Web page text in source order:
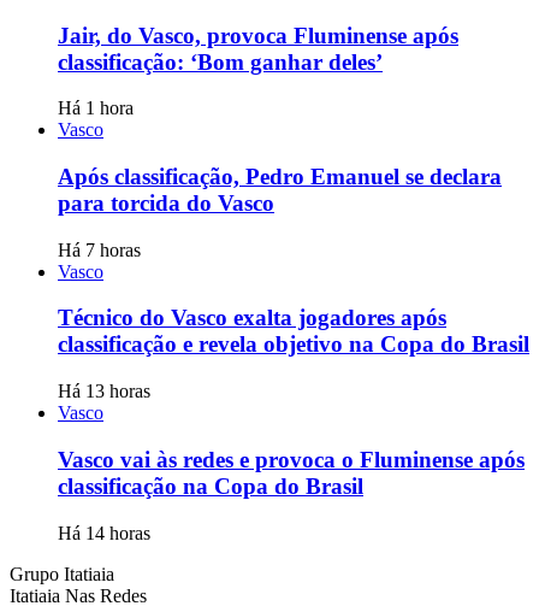
Jair, do Vasco, provoca Fluminense após
classificação: ‘Bom ganhar deles’
Há 1 hora
Vasco
Após classificação, Pedro Emanuel se declara
para torcida do Vasco
Há 7 horas
Vasco
Técnico do Vasco exalta jogadores após
classificação e revela objetivo na Copa do Brasil
Há 13 horas
Vasco
Vasco vai às redes e provoca o Fluminense após
classificação na Copa do Brasil
Há 14 horas
Grupo Itatiaia
Itatiaia Nas Redes